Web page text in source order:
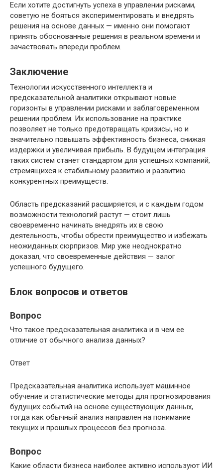
Если хотите достигнуть успеха в управлении рисками,
советую не бояться экспериментировать и внедрять
решения на основе данных — именно они помогают
принять обоснованные решения в реальном времени и
зачаствовать впереди проблем.
Заключение
Технологии искусственного интеллекта и
предсказательной аналитики открывают новые
горизонты в управлении рисками и заблаговременном
решении проблем. Их использование на практике
позволяет не только предотвращать кризисы, но и
значительно повышать эффективность бизнеса, снижая
издержки и увеличивая прибыль. В будущем интеграция
таких систем станет стандартом для успешных компаний,
стремящихся к стабильному развитию и развитию
конкурентных преимуществ.
Область предсказаний расширяется, и с каждым годом
возможности технологий растут — стоит лишь
своевременно начинать внедрять их в свою
деятельность, чтобы обрести преимущество и избежать
неожиданных сюрпризов. Мир уже неоднократно
доказал, что своевременные действия — залог
успешного будущего.
Блок вопросов и ответов
Вопрос
Что такое предсказательная аналитика и в чем ее
отличие от обычного анализа данных?
Ответ
Предсказательная аналитика использует машинное
обучение и статистические методы для прогнозирования
будущих событий на основе существующих данных,
тогда как обычный анализ направлен на понимание
текущих и прошлых процессов без прогноза.
Вопрос
Какие области бизнеса наиболее активно используют ИИ